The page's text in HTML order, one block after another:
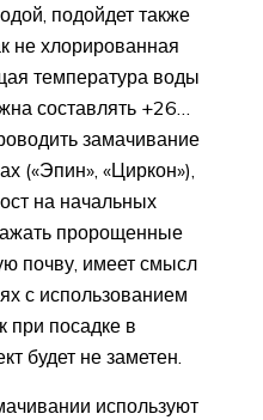
подойдет также
не хлорированная
температура воды
составлять +26…
замачивание
(«Эпин», «Циркон»),
на начальных
пророщенные
почву, имеет смысл
с использованием
при посадке в
будет не заметен.
используют